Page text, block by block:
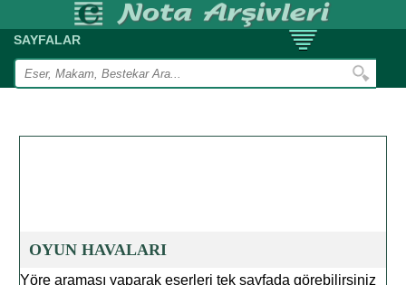
SAYFALAR
OYUN HAVALARI
Yöre araması yaparak eserleri tek sayfada görebilirsiniz